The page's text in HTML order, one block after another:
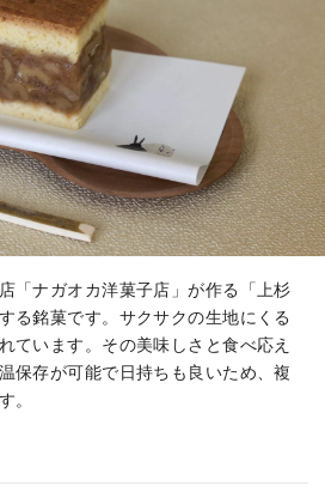
「ナガオカ洋菓子店」が作る「上杉
る銘菓です。サクサクの生地にくる
ています。その美味しさと食べ応え
保存が可能で日持ちも良いため、複
。